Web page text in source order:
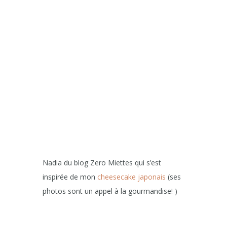
Nadia du blog Zero Miettes qui s’est
inspirée de mon cheesecake japonais (ses
photos sont un appel à la gourmandise! )